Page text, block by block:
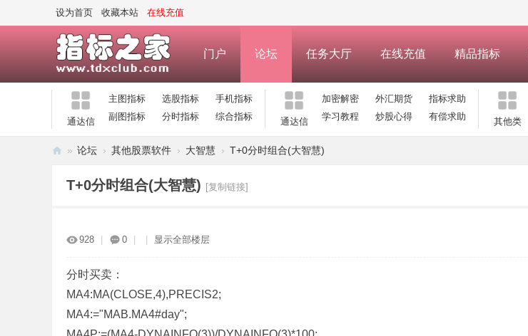
设为首页 收藏本站 在线充值
门户 论坛 任务大厅 在线充值 精品指标
通达信
主图指标 选股指标
手机指标
副图指标
分时指标 综合指标 通达信
加密解密 外汇期货
指标求助
学习教程
炒股心得 有偿求助 其他类
» 论坛 › 其他股票软件 › 大智慧 › T+0分时组合(大智慧)
T+0分时组合(大智慧) [复制链接]
928 0 显示全部楼层
分时买卖：
MA4:MA(CLOSE,4),PRECIS2;
MA4:="MAB.MA4#day";